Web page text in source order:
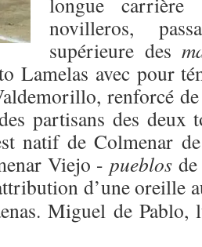
novilleros,
supérieure des
Lamelas avec pour
renforcé
partisans des deux
natif de Colmenar
Viejo -pueblos
d’une oreille
Miguel de